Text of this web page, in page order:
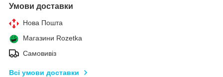
Умови доставки
Нова Пошта
Магазини Rozetka
Самовивіз
Всі умови доставки